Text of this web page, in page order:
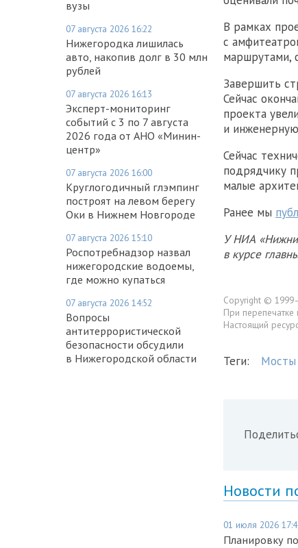
вузы
07 августа 2026 16:22
Нижегородка лишилась
авто, накопив долг в 30 млн
рублей
07 августа 2026 16:13
Эксперт-мониторинг
событий с 3 по 7 августа
2026 года от АНО «Минин-
центр»
07 августа 2026 16:00
Круглогодичный глэмпинг
построят на левом берегу
Оки в Нижнем Новгороде
07 августа 2026 15:10
Роспотребнадзор назвал
нижегородские водоемы,
где можно купаться
07 августа 2026 14:52
Вопросы
антитеррористической
безопасности обсудили
в Нижегородской области
В рамках
с
маршрутами,
Завершить
Сейчас
проекта
и
Сейчас
подрядчику
малые
Ранее мы
У НИА
в курсе
Copyright ©
При
Настоящий
Теги: Мосты
Новости
01 июля 2026
Планировку